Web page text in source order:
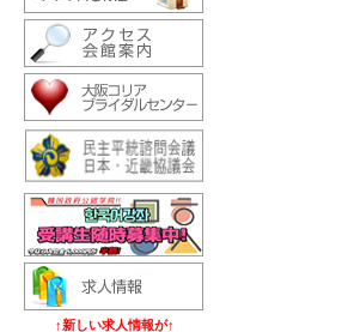
↑新しい求人情報が↑